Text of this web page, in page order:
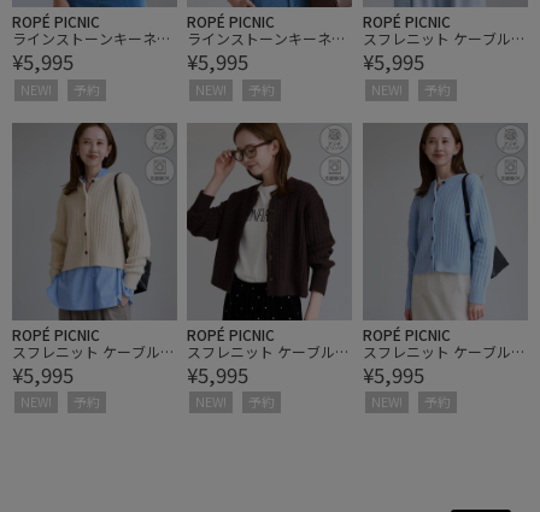
ROPÉ PICNIC
ラインストーンキーネッ
クカーディガン
¥5,995
NEW! 予約
ROPÉ PICNIC
ラインストーンキーネッ
クカーディガン
¥5,995
NEW! 予約
ROPÉ PICNIC
スフレニット ケーブルシ
ョートカーディガン
¥5,995
NEW! 予約
ROPÉ PICNIC
スフレニット ケーブルシ
ョートカーディガン
¥5,995
NEW! 予約
ROPÉ PICNIC
スフレニット ケーブルシ
ョートカーディガン
¥5,995
NEW! 予約
ROPÉ PICNIC
スフレニット ケーブルシ
ョートカーディガン
¥5,995
NEW! 予約